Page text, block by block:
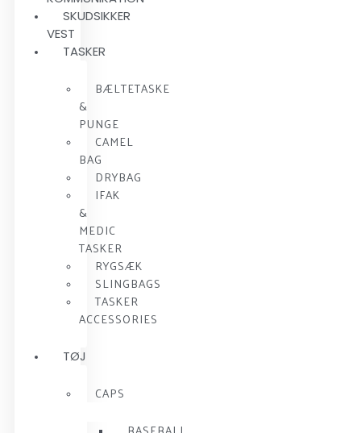
SKUDSIKKER
VEST
TASKER
BÆLTETASKE
&
PUNGE
CAMEL
BAG
DRYBAG
IFAK
&
MEDIC
TASKER
RYGSÆK
SLINGBAGS
TASKER
ACCESSORIES
TØJ
CAPS